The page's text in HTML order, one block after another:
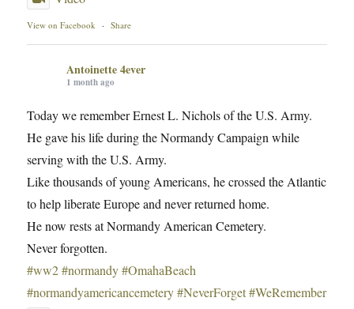
View on Facebook · Share
Antoinette 4ever
1 month ago
Today we remember Ernest L. Nichols of the U.S. Army.
He gave his life during the Normandy Campaign while
serving with the U.S. Army.
Like thousands of young Americans, he crossed the Atlantic
to help liberate Europe and never returned home.
He now rests at Normandy American Cemetery.
Never forgotten.
#ww2 #normandy #OmahaBeach
#normandyamericancemetery #NeverForget #WeRemember